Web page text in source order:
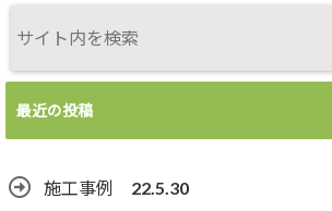
最近の投稿
施工事例 22.5.30